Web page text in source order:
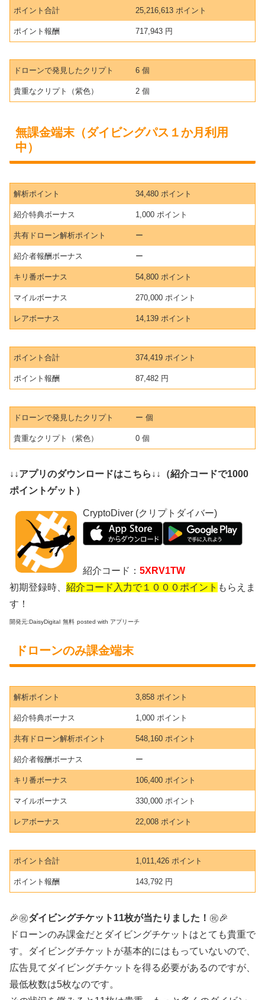
ポイント合計 25,216,613 ポイント
ポイント報酬 717,943 円
ドローンで発見したクリプト 6 個
貴重なクリプト（紫色） 2 個
無課金端末（ダイビングパス１か月利用
中）
解析ポイント 34,480 ポイント
紹介特典ボーナス 1,000 ポイント
共有ドローン解析ポイント ー
紹介者報酬ボーナス ー
キリ番ボーナス 54,800 ポイント
マイルボーナス 270,000 ポイント
レアボーナス 14,139 ポイント
ポイント合計 374,419 ポイント
ポイント報酬 87,482 円
ドローンで発見したクリプト ー 個
貴重なクリプト（紫色） 0 個
↓↓アプリのダウンロードはこちら↓↓（紹介コードで1000
ポイントゲット）
CryptoDiver (クリプトダイバー)
紹介コード： 5XRV1TW
初期登録時、 紹介コード入力で１０００ポイント もらえま
す！
開発元:DaisyDigital 無料 posted with アプリーチ
ドローンのみ課金端末
解析ポイント 3,858 ポイント
紹介特典ボーナス 1,000 ポイント
共有ドローン解析ポイント 548,160 ポイント
紹介者報酬ボーナス ー
キリ番ボーナス 106,400 ポイント
マイルボーナス 330,000 ポイント
レアボーナス 22,008 ポイント
ポイント合計 1,011,426 ポイント
ポイント報酬 143,792 円
🎉㊗️ダイビングチケット11枚が当たりました！ ㊗️🎉
ドローンのみ課金だとダイビングチケットはとても貴重で
す。ダイビングチケットが基本的にはもっていないので、
広告見てダイビングチケットを得る必要があるのですが、
最低枚数は5枚なのです。